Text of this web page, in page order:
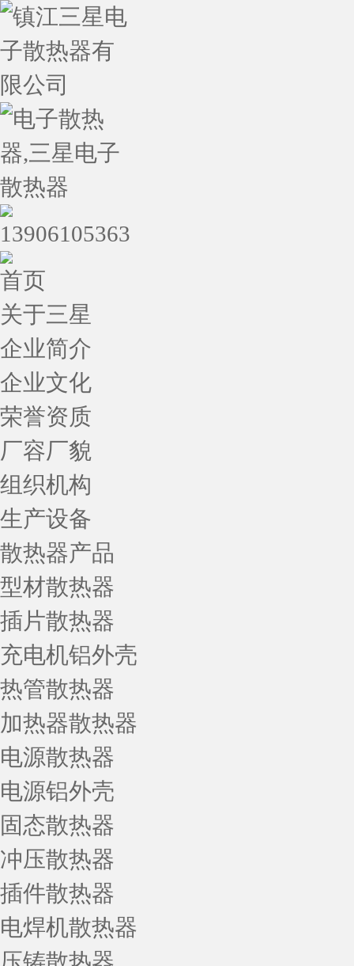
首页
关于三星
企业简介
企业文化
荣誉资质
厂容厂貌
组织机构
生产设备
散热器产品
型材散热器
插片散热器
充电机铝外壳
热管散热器
加热器散热器
电源散热器
电源铝外壳
固态散热器
冲压散热器
插件散热器
电焊机散热器